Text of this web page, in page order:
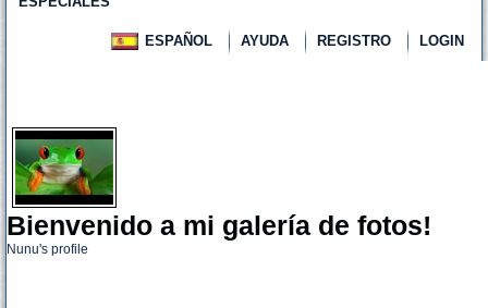
ESPAÑOL AYUDA REGISTRO LOGIN
Bienvenido a mi galería de fotos!
Nunu's profile